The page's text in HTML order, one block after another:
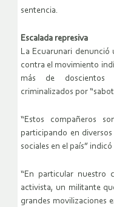
sentencia.
Escalada represiva
La Ecuarunari denunció
contra el movimiento
más de doscientos
criminalizados por
“Estos compañeros
participando en
sociales en el país”
“En particular nuestro
activista, un militante
grandes movilizaciones